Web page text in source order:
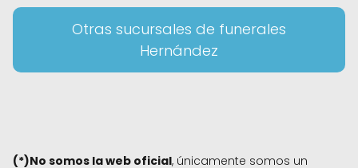
Otras sucursales de funerales
Hernández
(*)No somos la web oficial, únicamente somos un